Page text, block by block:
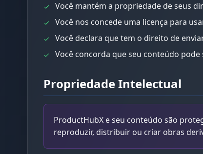
✓ Você mantém a propriedade de seus
✓ Você nos concede uma licença para
✓ Você declara que tem o direito de
✓ Você concorda que seu conteúdo
Propriedade Intelectual
ProductHubX e seu conteúdo são
reproduzir, distribuir ou criar obras